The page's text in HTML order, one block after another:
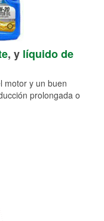
, y líquido de
motor y un buen
prolongada o